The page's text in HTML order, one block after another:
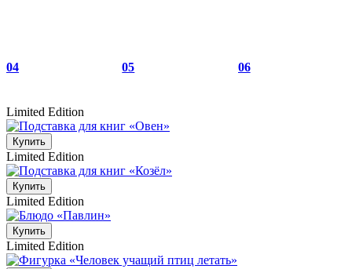
04 05 06
Limited Edition
Купить
Limited Edition
Купить
Limited Edition
Купить
Limited Edition